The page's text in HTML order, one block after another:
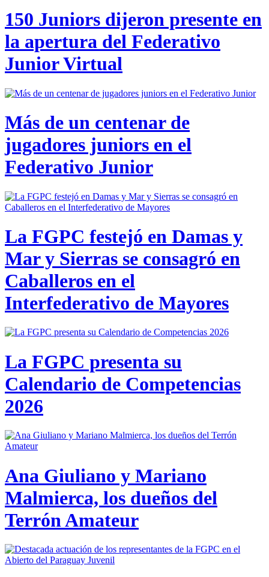
150 Juniors dijeron presente en
la apertura del Federativo
Junior Virtual
Más de un centenar de
jugadores juniors en el
Federativo Junior
La FGPC festejó en Damas y
Mar y Sierras se consagró en
Caballeros en el
Interfederativo de Mayores
La FGPC presenta su
Calendario de Competencias
2026
Ana Giuliano y Mariano
Malmierca, los dueños del
Terrón Amateur